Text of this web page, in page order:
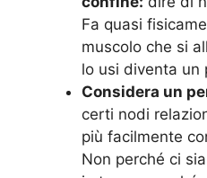
Fa quasi
muscolo che si
lo usi diventa un
Considera un
certi nodi
più facilmente
Non perché ci